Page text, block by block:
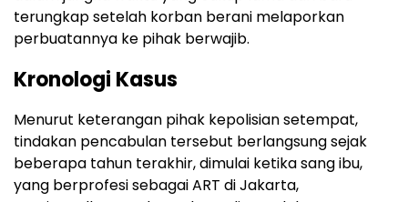
terungkap setelah korban berani melaporkan
perbuatannya ke pihak berwajib.
Kronologi Kasus
Menurut keterangan pihak kepolisian setempat,
tindakan pencabulan tersebut berlangsung sejak
beberapa tahun terakhir, dimulai ketika sang ibu,
yang berprofesi sebagai ART di Jakarta,